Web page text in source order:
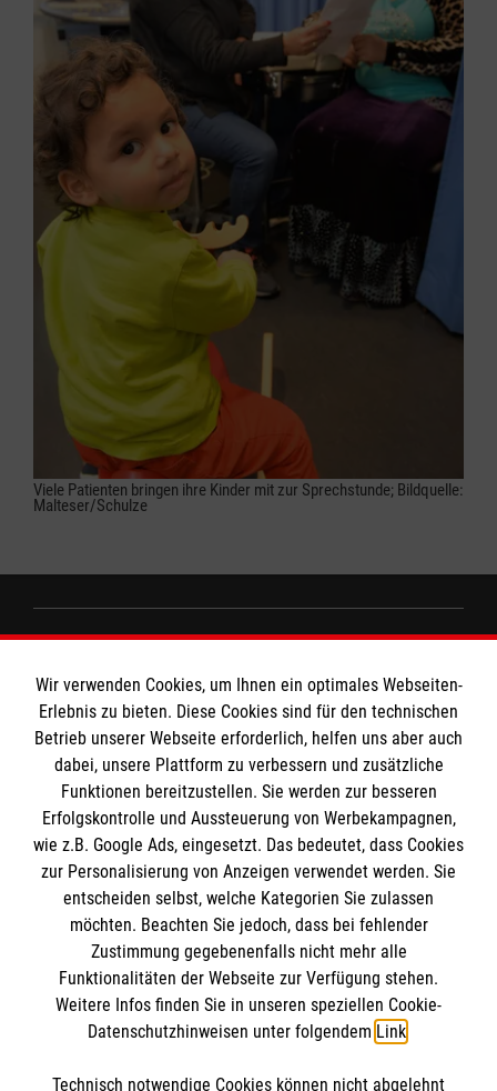
Viele Patienten bringen ihre Kinder mit zur Sprechstunde; Bildquelle:
Malteser/Schulze
Impressum
Datenschutz
Barrierefreiheit
Kontakt
Presse
MPG Ansprechpartner
Den Beauftragten für Medizinproduktesicherheit
im Malteser Rettungsdienst und den
Einsatzdiensten der Malteser können Sie unter
gmb_mpg@malteser.orgkontaktieren.
Die Malteser
Malteser in Deutschland
Malteserorden
Malteser International
Sharepoint
Spendenkonto
Wir verwenden Cookies, um Ihnen ein optimales Webseiten-
Erlebnis zu bieten. Diese Cookies sind für den technischen
Betrieb unserer Webseite erforderlich, helfen uns aber auch
dabei, unsere Plattform zu verbessern und zusätzliche
Funktionen bereitzustellen. Sie werden zur besseren
Erfolgskontrolle und Aussteuerung von Werbekampagnen,
wie z.B. Google Ads, eingesetzt. Das bedeutet, dass Cookies
zur Personalisierung von Anzeigen verwendet werden. Sie
entscheiden selbst, welche Kategorien Sie zulassen
möchten. Beachten Sie jedoch, dass bei fehlender
Zustimmung gegebenenfalls nicht mehr alle
Funktionalitäten der Webseite zur Verfügung stehen.
Weitere Infos finden Sie in unseren speziellen Cookie-
Datenschutzhinweisen unter folgendem Link.
Technisch notwendige Cookies können nicht abgelehnt